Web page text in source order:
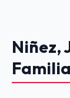
Niñez,